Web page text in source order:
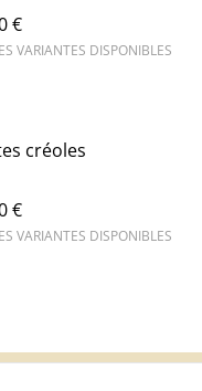
€
VARIANTES DISPONIBLES
créoles
€
VARIANTES DISPONIBLES